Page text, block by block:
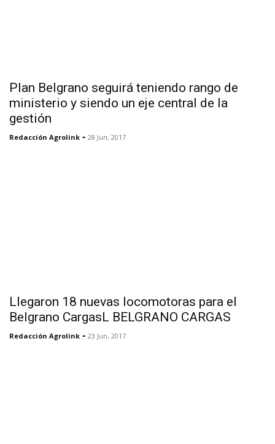
Plan Belgrano seguirá teniendo rango de
ministerio y siendo un eje central de la
gestión
Redacción Agrolink - 28 Jun, 2017
Llegaron 18 nuevas locomotoras para el
Belgrano CargasL BELGRANO CARGAS
Redacción Agrolink - 23 Jun, 2017